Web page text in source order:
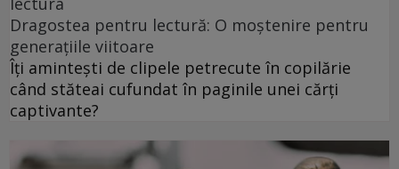
Dragostea pentru lectură: O moștenire pentru
generațiile viitoare
Îți amintești de clipele petrecute în copilărie
când stăteai cufundat în paginile unei cărți
captivante?